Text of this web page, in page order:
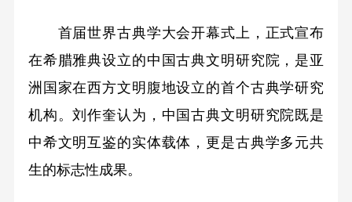
首届世界古典学大会开幕式上，正式宣布
在希腊雅典设立的中国古典文明研究院，是亚
洲国家在西方文明腹地设立的首个古典学研究
机构。刘作奎认为，中国古典文明研究院既是
中希文明互鉴的实体载体，更是古典学多元共
生的标志性成果。